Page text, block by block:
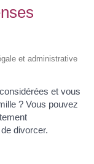
et administrative
et vous
? Vous pouvez
divorcer.